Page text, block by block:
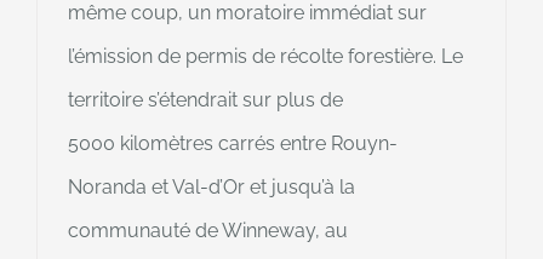
même coup, un moratoire immédiat sur
l’émission de permis de récolte forestière. Le
territoire s’étendrait sur plus de
5000 kilomètres carrés entre Rouyn-
Noranda et Val-d’Or et jusqu’à la
communauté de Winneway, au